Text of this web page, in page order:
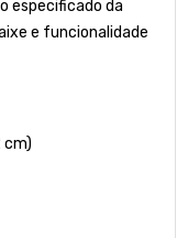
especificado da
e funcionalidade
cm)